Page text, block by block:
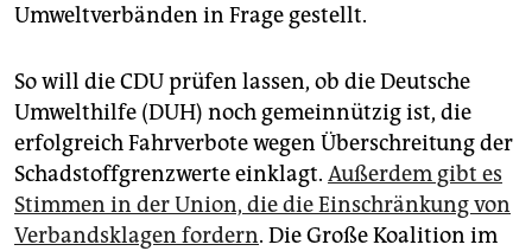
Umweltverbänden in Frage gestellt.
So will die CDU prüfen lassen, ob die Deutsche
Umwelthilfe (DUH) noch gemeinnützig ist, die
erfolgreich Fahrverbote wegen Überschreitung der
Schadstoffgrenzwerte einklagt. Außerdem gibt es
Stimmen in der Union, die die Einschränkung von
Verbandsklagen fordern. Die Große Koalition im